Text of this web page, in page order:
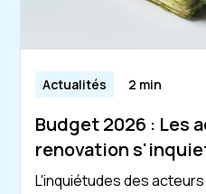
Actualités 2 min
Budget 2026 : Les
renovation
L'inquiétudes des